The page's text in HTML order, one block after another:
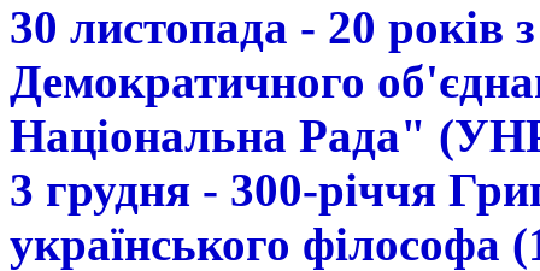
30 листопада - 20 років
Демократичного
Національна Рада"
3 грудня - 300-річчя
українського філософа